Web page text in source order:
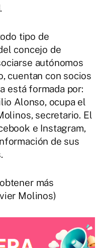
tipo de
concejo de
autónomos
cuentan con socios
está formada por:
Alonso, ocupa el
secretario. El
e Instagram,
de sus
más
Molinos)